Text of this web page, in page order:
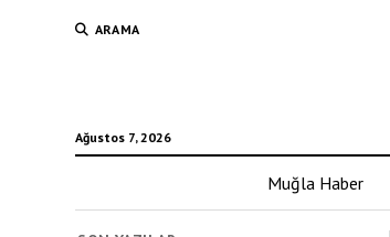
ARAMA
Ağustos 7, 2026
Muğla Haber